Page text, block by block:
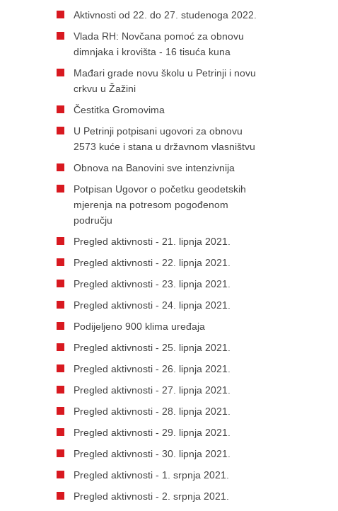
Aktivnosti od 22. do 27. studenoga 2022.
Vlada RH: Novčana pomoć za obnovu
dimnjaka i krovišta - 16 tisuća kuna
Mađari grade novu školu u Petrinji i novu
crkvu u Žažini
Čestitka Gromovima
U Petrinji potpisani ugovori za obnovu
2573 kuće i stana u državnom vlasništvu
Obnova na Banovini sve intenzivnija
Potpisan Ugovor o početku geodetskih
mjerenja na potresom pogođenom
području
Pregled aktivnosti - 21. lipnja 2021.
Pregled aktivnosti - 22. lipnja 2021.
Pregled aktivnosti - 23. lipnja 2021.
Pregled aktivnosti - 24. lipnja 2021.
Podijeljeno 900 klima uređaja
Pregled aktivnosti - 25. lipnja 2021.
Pregled aktivnosti - 26. lipnja 2021.
Pregled aktivnosti - 27. lipnja 2021.
Pregled aktivnosti - 28. lipnja 2021.
Pregled aktivnosti - 29. lipnja 2021.
Pregled aktivnosti - 30. lipnja 2021.
Pregled aktivnosti - 1. srpnja 2021.
Pregled aktivnosti - 2. srpnja 2021.